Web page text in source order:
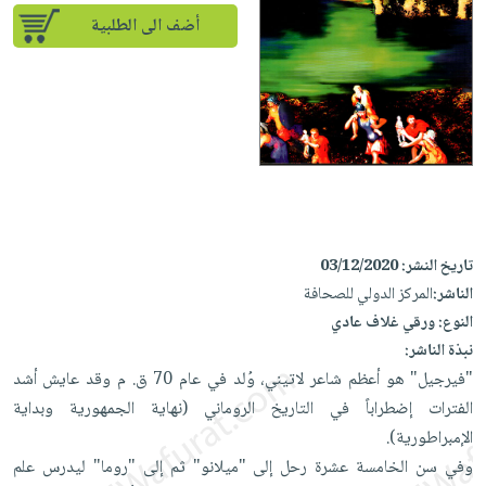
إختياراتنا
كتب
أكاديمية
صندوق
القراءة
iKitab
بلا
حدود
أسئلة
يتكرر
على
Android
تحميل
iKitab
على
Apple
أسئلة
يتكرر
طرحها
تحميل
masmu3
على
masmu3
على
Apple
المواضيع
الأكثر
مبيعاً
إختياراتنا
وسائل
القراءة
جوائز
تعليمية
الصحة
والعناية
الشخصية
جديد
العناية
الشخصية
العناية
وتصفيف
الشعر
العناية
بالجسم
المطبخ
والسفرة
جديد
الكل
أواني
الطهي
أدوات
متجر
الهدايا
أقسام
أضف الى الطلبية
تاريخ النشر:03/12/2020
الناشر:المركز الدولي للصحافة
النوع:ورقي غلاف عادي
نبذة الناشر:
"فيرجيل" هو أعظم شاعر لاتيني، وُلد في عام 70 ق. م وقد عايش أشد
الفترات إضطراباً في التاريخ الروماني (نهاية الجمهورية وبداية
الإمبراطورية).
وفي سن الخامسة عشرة رحل إلى "ميلانو" ثم إلى "روما" ليدرس علم